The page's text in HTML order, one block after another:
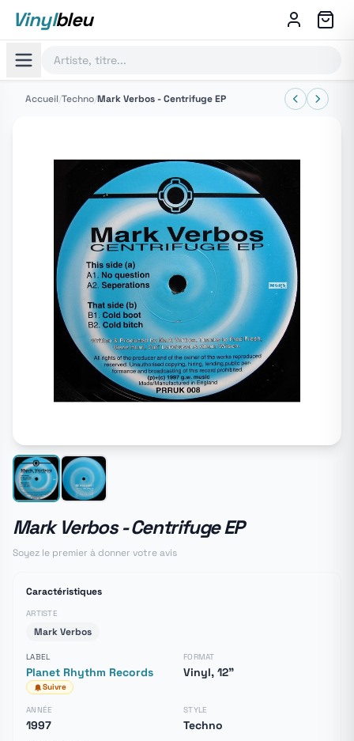
Vinylbleu
Accueil/Techno/Mark Verbos - Centrifuge EP
Mark Verbos - Centrifuge EP
Soyez le premier à donner votre avis
Caractéristiques
ARTISTE
Mark Verbos
LABEL
Planet Rhythm Records
Suivre
FORMAT
Vinyl, 12"
ANNÉE
1997
STYLE
Techno